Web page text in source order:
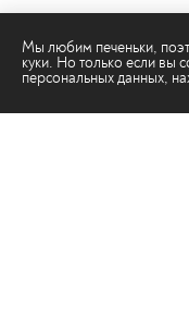
Мы любим печеньки,
куки. Но только если вы
персональных данных,